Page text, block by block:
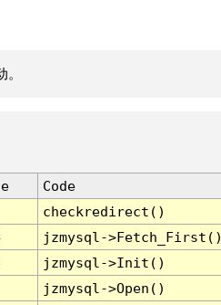
Code
checkredirect()
jzmysql-
jzmysql->Init()
jzmysql->Open()